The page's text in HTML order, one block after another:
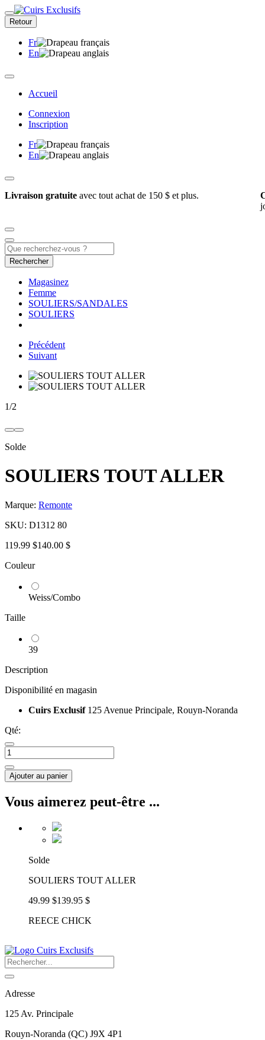
Retour
Fr
En
Accueil
Connexion
Inscription
Fr
En
Livraison gratuite avec tout achat de 150 $ et plus.
Rechercher
Magasinez
Femme
SOULIERS/SANDALES
SOULIERS
Précédent
Suivant
1/2
Solde
SOULIERS TOUT ALLER
Marque: Remonte
SKU: D1312 80
119.99 $140.00 $
Couleur
Weiss/Combo
Taille
39
Description
Disponibilité en magasin
Cuirs Exclusif 125 Avenue Principale, Rouyn-Noranda
Qté:
Ajouter au panier
Vous aimerez peut-être ...
Solde
SOULIERS TOUT ALLER
49.99 $139.95 $
REECE CHICK
Adresse
125 Av. Principale
Rouyn-Noranda (QC) J9X 4P1